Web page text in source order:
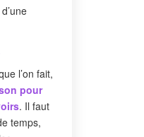
l’on fait,
pour
. Il faut
temps,